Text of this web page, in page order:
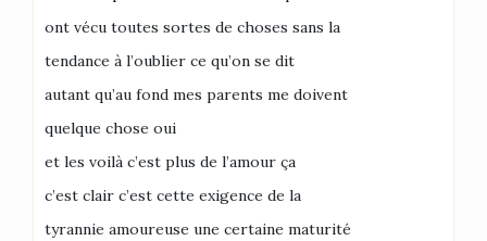
ont vécu toutes sortes de choses sans la
tendance à l’oublier ce qu’on se dit
autant qu’au fond mes parents me doivent
quelque chose oui
et les voilà c’est plus de l’amour ça
c’est clair c’est cette exigence de la
tyrannie amoureuse une certaine maturité